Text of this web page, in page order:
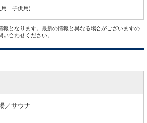
用 子供用)
となります。最新の情報と異なる場合がございますの
合わせください。
／サウナ